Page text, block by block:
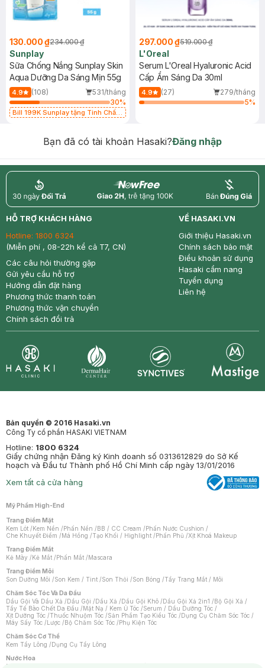
130.000 ₫234.000 ₫
Sunplay
Sữa Chống Nắng Sunplay Skin
Aqua Dưỡng Da Sáng Mịn 55g
4.9 (108)
531/tháng
30%
Bill 199K Sunplay tặng Tinh Chất
297.000 ₫519.000 ₫
L'Oreal
Serum L'Oreal Hyaluronic Acid
Cấp Ẩm Sáng Da 30ml
4.9 (27)
279/tháng
5%
Bạn đã có tài khoản Hasaki?Đăng nhập
return nowfree price
HỖ TRỢ KHÁCH HÀNG
Hotline: 1800 6324
(Miễn phí , 08-22h kể cả T7, CN)
Các câu hỏi thường gặp
Gửi yêu cầu hỗ trợ
Hướng dẫn đặt hàng
Phương thức thanh toán
Phương thức vận chuyển
Chính sách đổi trả
VỀ HASAKI.VN
Giới thiệu Hasaki.vn
Chính sách bảo mật
Điều khoản sử dụng
Hasaki cẩm nang
Tuyển dụng
Liên hệ
Bản quyền © 2016 Hasaki.vn
Công Ty cổ phần HASAKI VIETNAM
Hotline: 1800 6324
Giấy chứng nhận Đăng ký Kinh doanh số 0313612829 do Sở Kế
hoạch và Đầu tư Thành phố Hồ Chí Minh cấp ngày 13/01/2016
Xem tất cả cửa hàng
Mỹ Phẩm High-End
Trang Điểm Mặt
Kem Lót /Kem Nền /Phấn Nền /BB / CC Cream /Phấn Nước Cushion /
Che Khuyết Điểm /Má Hồng /Tạo Khối / Highlight /Phấn Phủ /Xịt Khoá Makeup
Trang Điểm Mắt
Kẻ Mày /Kẻ Mắt /Phấn Mắt /Mascara
Trang Điểm Môi
Son Dưỡng Môi /Son Kem / Tint /Son Thỏi /Son Bóng /Tẩy Trang Mắt / Môi
Chăm Sóc Tóc Và Da Đầu
Dầu Gội Và Dầu Xả /Dầu Gội /Dầu Xả /Dầu Gội Khô /Dầu Gội Xả 2in1 /Bộ Gội Xả /
Tẩy Tế Bào Chết Da Đầu /Mặt Nạ / Kem Ủ Tóc /Serum / Dầu Dưỡng Tóc /
Xịt Dưỡng Tóc /Thuốc Nhuộm Tóc /Sản Phẩm Tạo Kiểu Tóc /Dụng Cụ Chăm Sóc Tóc /
Máy Sấy Tóc /Lược /Bộ Chăm Sóc Tóc /Phụ Kiện Tóc
Chăm Sóc Cơ Thể
Kem Tẩy Lông /Dụng Cụ Tẩy Lông
Nước Hoa
Nước Hoa Nữ